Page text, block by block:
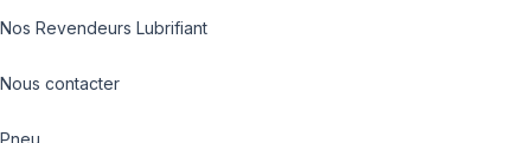
Nos Revendeurs Lubrifiant
Nous contacter
Pneu